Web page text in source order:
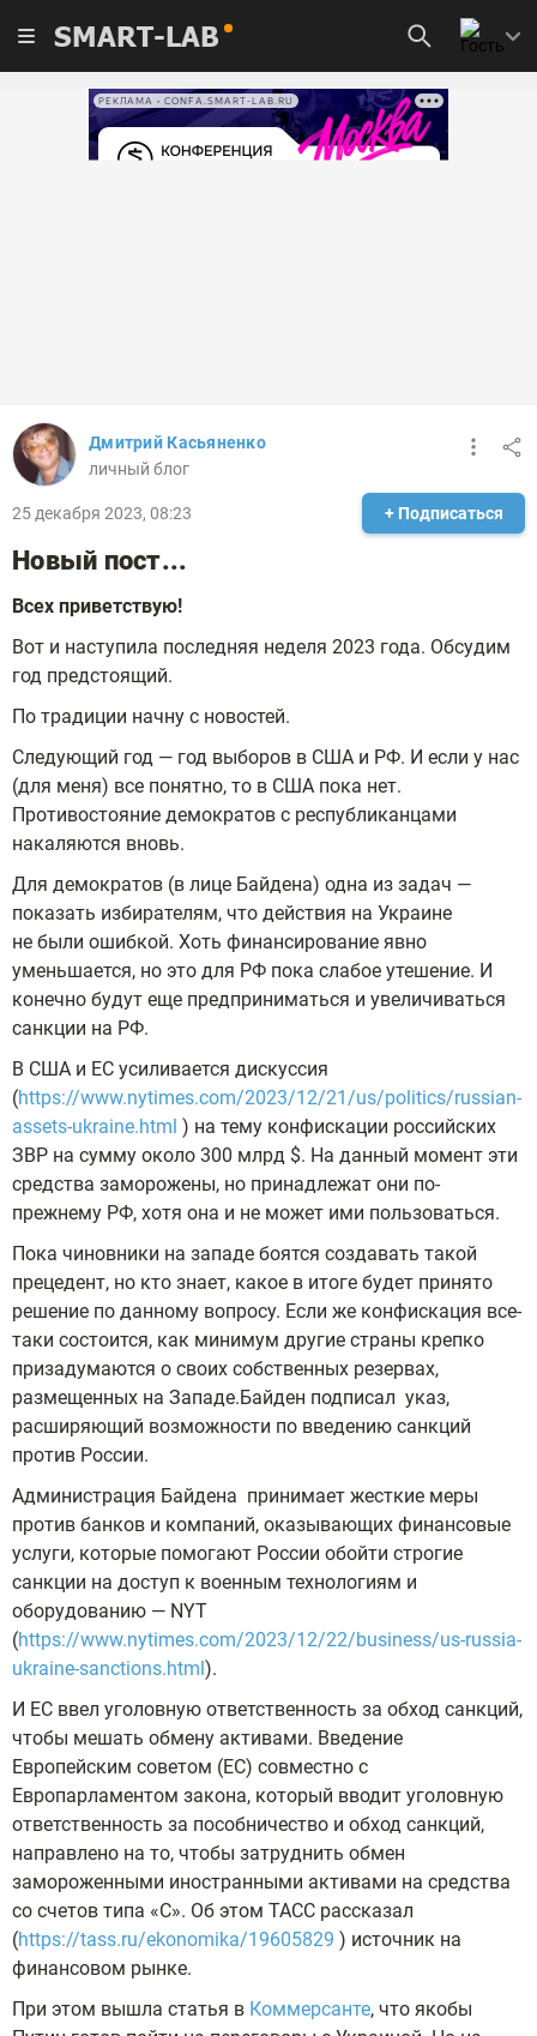
SMART-LAB
РЕКЛАМА • CONFA.SMART-LAB.RU
Дмитрий Касьяненко
личный блог
25 декабря 2023, 08:23 + Подписаться
Новый пост...
Всех приветствую!
Вот и наступила последняя неделя 2023 года. Обсудим
год предстоящий.
По традиции начну с новостей.
Следующий год — год выборов в США и РФ. И если у нас
(для меня) все понятно, то в США пока нет.
Противостояние демократов с республиканцами
накаляются вновь.
Для демократов (в лице Байдена) одна из задач —
показать избирателям, что действия на Украине
не были ошибкой. Хоть финансирование явно
уменьшается, но это для РФ пока слабое утешение. И
конечно будут еще предприниматься и увеличиваться
санкции на РФ.
В США и ЕС усиливается дискуссия
(https://www.nytimes.com/2023/12/21/us/politics/russian-
assets-ukraine.html ) на тему конфискации российских
ЗВР на сумму около 300 млрд $. На данный момент эти
средства заморожены, но принадлежат они по-
прежнему РФ, хотя она и не может ими пользоваться.
Пока чиновники на западе боятся создавать такой
прецедент, но кто знает, какое в итоге будет принято
решение по данному вопросу. Если же конфискация все-
таки состоится, как минимум другие страны крепко
призадумаются о своих собственных резервах,
размещенных на Западе.Байден подписал указ,
расширяющий возможности по введению санкций
против России.
Администрация Байдена принимает жесткие меры
против банков и компаний, оказывающих финансовые
услуги, которые помогают России обойти строгие
санкции на доступ к военным технологиям и
оборудованию — NYT
(https://www.nytimes.com/2023/12/22/business/us-russia-
ukraine-sanctions.html).
И ЕС ввел уголовную ответственность за обход санкций,
чтобы мешать обмену активами. Введение
Европейским советом (ЕС) совместно с
Европарламентом закона, который вводит уголовную
ответственность за пособничество и обход санкций,
направлено на то, чтобы затруднить обмен
замороженными иностранными активами на средства
со счетов типа «С». Об этом ТАСС рассказал
(https://tass.ru/ekonomika/19605829 ) источник на
финансовом рынке.
При этом вышла статья в Коммерсанте, что якобы